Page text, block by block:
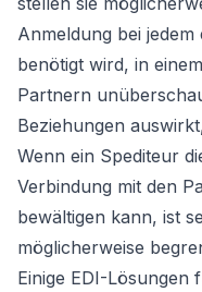
Anmeldung bei
benötigt wird, in
Partnern
Beziehungen
Wenn ein Spediteur
Verbindung mit den
bewältigen kann, ist
möglicherweise
Einige EDI-Lösungen